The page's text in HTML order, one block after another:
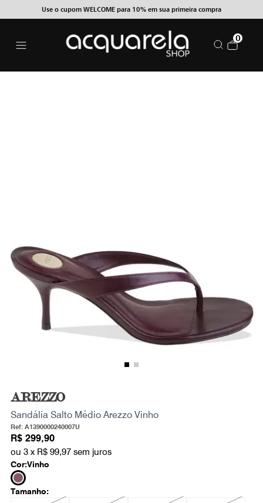
Use o cupom WELCOME para 10% em sua primeira compra
0
AREZZO
Sandália Salto Médio Arezzo Vinho
Ref: A1390000240007U
R$ 299,90
ou 3 x R$ 99,97 sem juros
Cor:Vinho
Tamanho: